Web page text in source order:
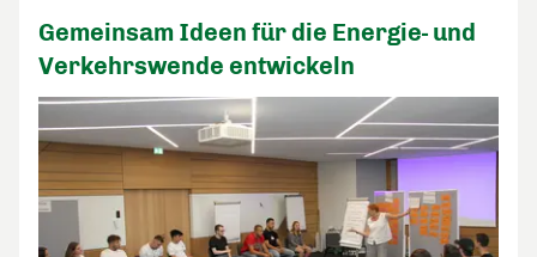
Gemeinsam Ideen für die Energie- und
Verkehrswende entwickeln